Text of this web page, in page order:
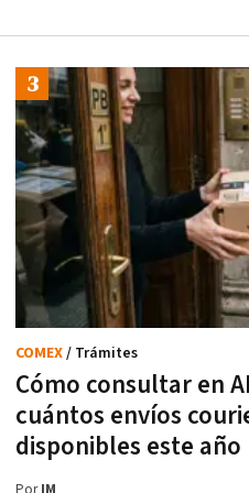
Cómo consultar en
cuántos envíos
disponibles este año
COMEX/ Trámites